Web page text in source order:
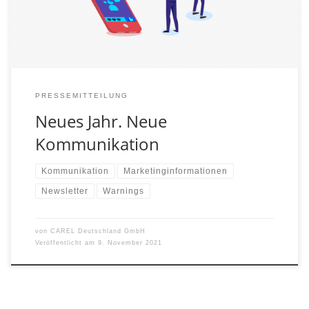
wir eine neue Email-Adresse als Absender verwenden.
Damit auch alle Empfänger auf dem gleichen Stand […]
PRESSEMITTEILUNG
Neues Jahr. Neue
Kommunikation
Kommunikation Marketinginformationen
Newsletter Warnings
von CAREL Deutschland GmbH
Veröffentlicht am 9. November 2021